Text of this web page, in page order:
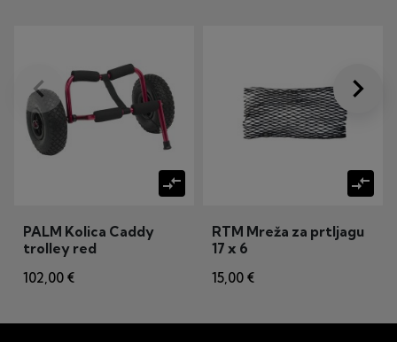
compare_arrows
PALM Kolica Caddy
trolley red
102,00 €
compare_arrows
RTM Mreža za prtljagu
17 x 6
15,00 €
Prije
keyboard_arrow_left Dalje
keyboard_arrow_right